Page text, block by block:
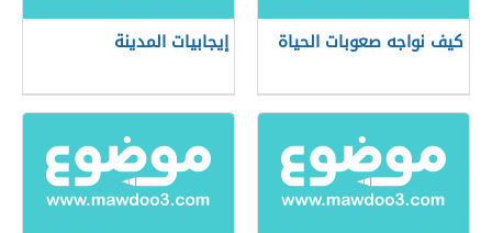
كيف نواجه صعوبات الحياة إيجابيات المدينة